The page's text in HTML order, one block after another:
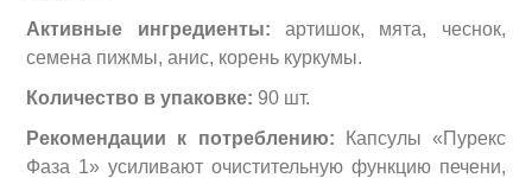
Активные ингредиенты: артишок, мята, чеснок,
семена пижмы, анис, корень куркумы.
Количество в упаковке: 90 шт.
Рекомендации к потреблению: Капсулы «Пурекс
Фаза 1» усиливают очистительную функцию печени,